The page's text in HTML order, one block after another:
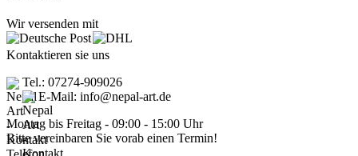
Wir versenden mit
Kontaktieren sie uns
Tel.: 07274-909026
E-Mail: info@nepal-art.de
Montag bis Freitag - 09:00 - 15:00 Uhr
Bitte vereinbaren Sie vorab einen Termin!